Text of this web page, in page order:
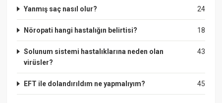
24
Yanmış saç nasıl olur?
18
Nöropati hangi hastalığın belirtisi?
43
Solunum sistemi hastalıklarına neden olan
virüsler?
45
EFT ile dolandırıldım ne yapmalıyım?